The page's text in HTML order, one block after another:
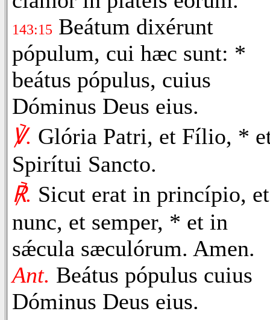
143:15 Beátum dixérunt
pópulum, cui hæc sunt: *
beátus pópulus, cuius
Dóminus Deus eius.
℣. Glória Patri, et Fílio, *
Spirítui Sancto.
℟. Sicut erat in princípio, et
nunc, et semper, * et in
sǽcula sæculórum. Amen.
Ant. Beátus pópulus cuius
Dóminus Deus eius.